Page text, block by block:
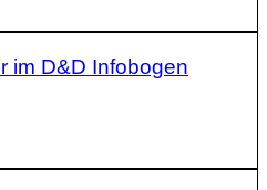
im D&D Infobogen